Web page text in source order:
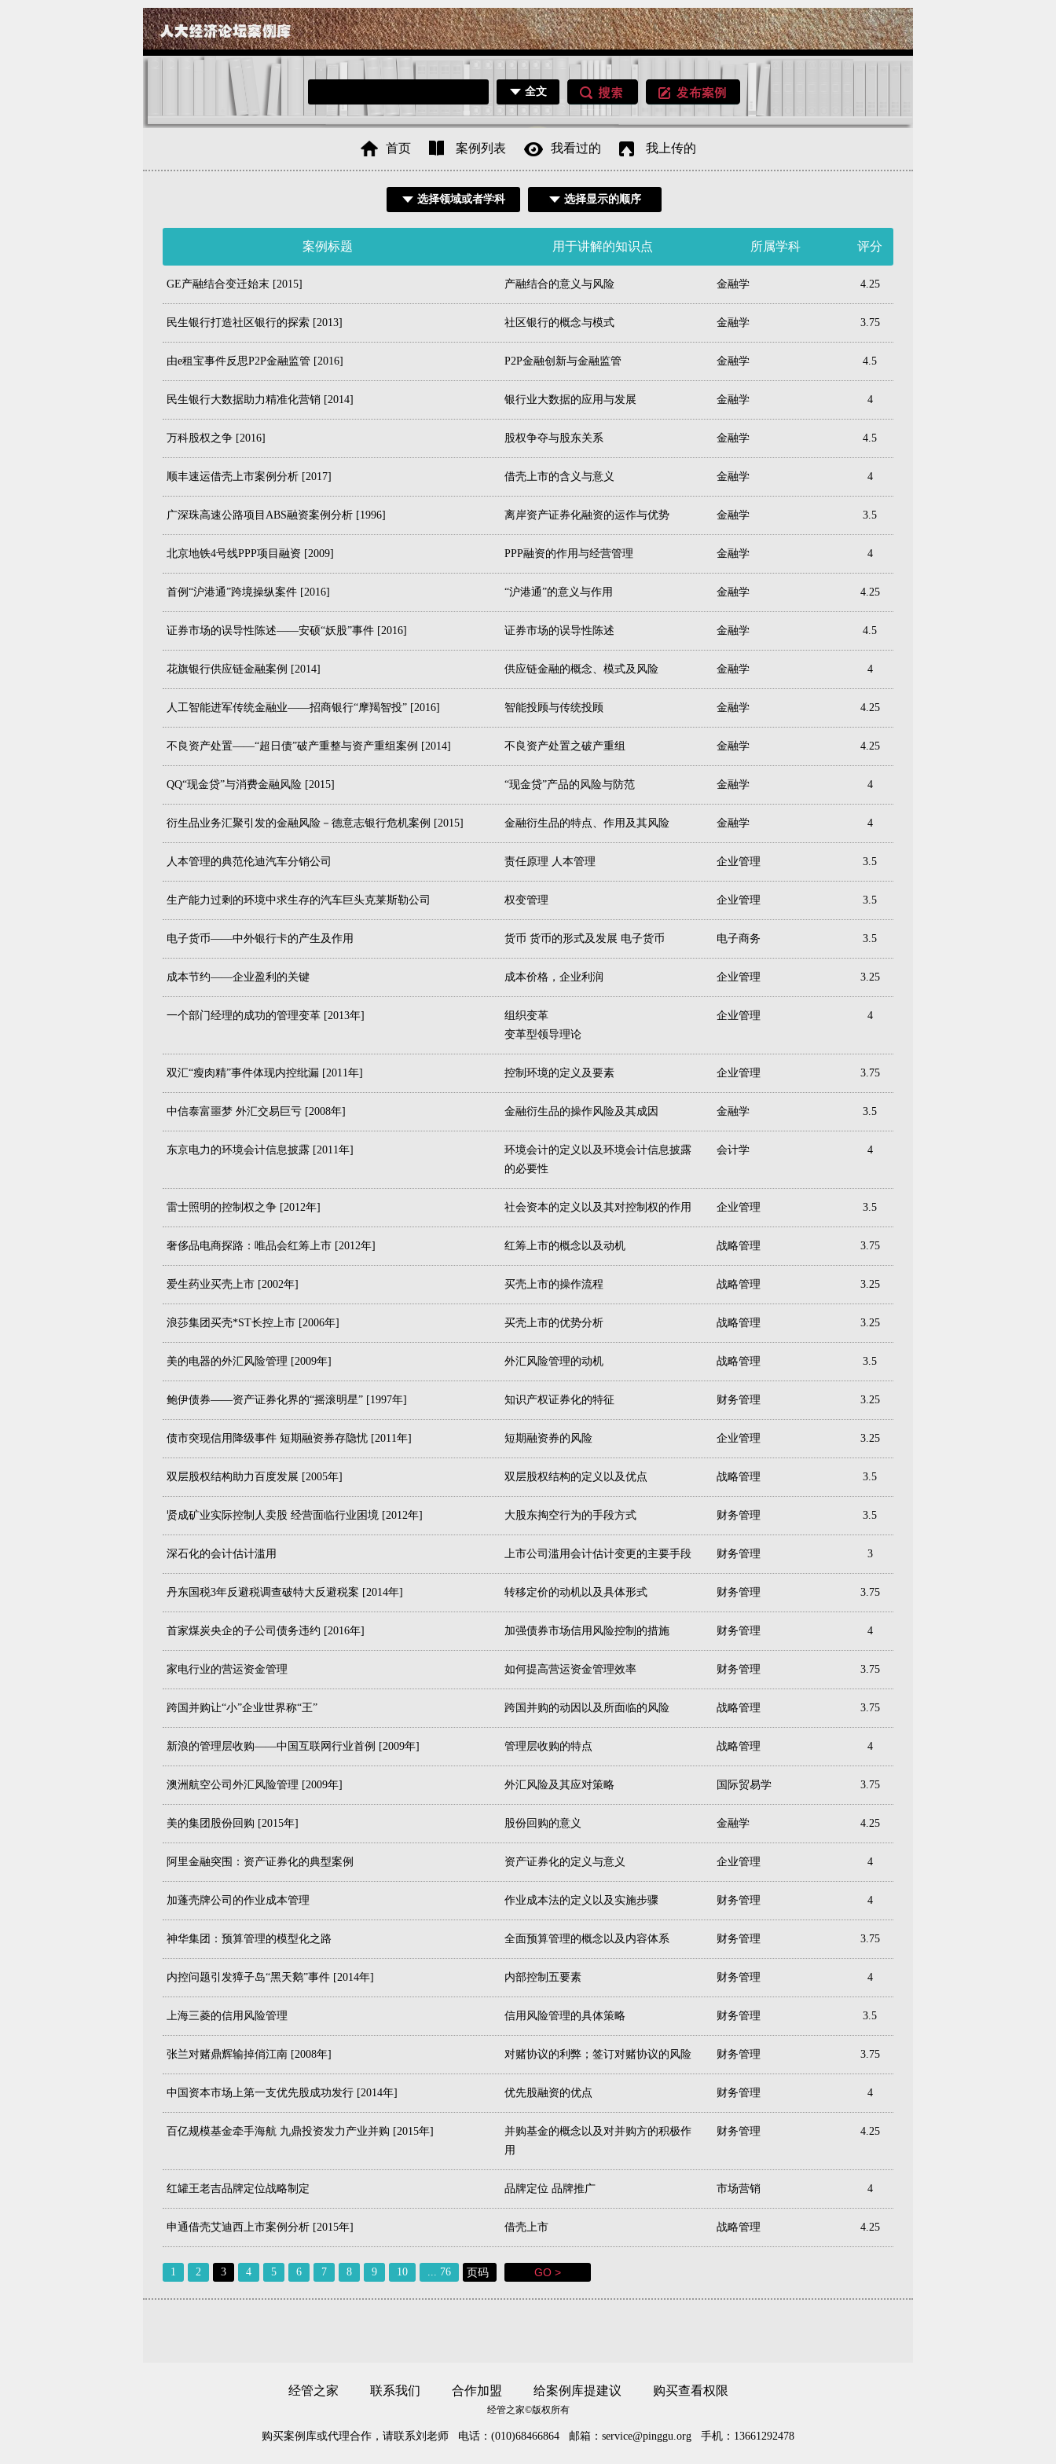
全文
首页 案例列表 我看过的 我上传的
选择领域或者学科 选择显示的顺序
案例标题 用于讲解的知识点 所属学科 评分
GE产融结合变迁始末 [2015] 产融结合的意义与风险 金融学 4.25
民生银行打造社区银行的探索 [2013] 社区银行的概念与模式 金融学 3.75
由e租宝事件反思P2P金融监管 [2016] P2P金融创新与金融监管 金融学 4.5
民生银行大数据助力精准化营销 [2014] 银行业大数据的应用与发展 金融学 4
万科股权之争 [2016] 股权争夺与股东关系 金融学 4.5
顺丰速运借壳上市案例分析 [2017] 借壳上市的含义与意义 金融学 4
广深珠高速公路项目ABS融资案例分析 [1996] 离岸资产证券化融资的运作与优势 金融学 3.5
北京地铁4号线PPP项目融资 [2009] PPP融资的作用与经营管理 金融学 4
首例“沪港通”跨境操纵案件 [2016] “沪港通”的意义与作用 金融学 4.25
证券市场的误导性陈述——安硕“妖股”事件 [2016] 证券市场的误导性陈述 金融学 4.5
花旗银行供应链金融案例 [2014] 供应链金融的概念、模式及风险 金融学 4
人工智能进军传统金融业——招商银行“摩羯智投” [2016] 智能投顾与传统投顾 金融学 4.25
不良资产处置——“超日债”破产重整与资产重组案例 [2014] 不良资产处置之破产重组 金融学 4.25
QQ“现金贷”与消费金融风险 [2015] “现金贷”产品的风险与防范 金融学 4
衍生品业务汇聚引发的金融风险－德意志银行危机案例 [2015] 金融衍生品的特点、作用及其风险 金融学 4
人本管理的典范伦迪汽车分销公司 责任原理 人本管理 企业管理 3.5
生产能力过剩的环境中求生存的汽车巨头克莱斯勒公司 权变管理 企业管理 3.5
电子货币——中外银行卡的产生及作用 货币 货币的形式及发展 电子货币 电子商务 3.5
成本节约——企业盈利的关键 成本价格，企业利润 企业管理 3.25
一个部门经理的成功的管理变革 [2013年]
组织变革
变革型领导理论
企业管理 4
双汇“瘦肉精”事件体现内控纰漏 [2011年] 控制环境的定义及要素 企业管理 3.75
中信泰富噩梦 外汇交易巨亏 [2008年] 金融衍生品的操作风险及其成因 金融学 3.5
东京电力的环境会计信息披露 [2011年]
环境会计的定义以及环境会计信息披露
的必要性
会计学 4
雷士照明的控制权之争 [2012年] 社会资本的定义以及其对控制权的作用 企业管理 3.5
奢侈品电商探路：唯品会红筹上市 [2012年] 红筹上市的概念以及动机 战略管理 3.75
爱生药业买壳上市 [2002年] 买壳上市的操作流程 战略管理 3.25
浪莎集团买壳*ST长控上市 [2006年] 买壳上市的优势分析 战略管理 3.25
美的电器的外汇风险管理 [2009年] 外汇风险管理的动机 战略管理 3.5
鲍伊债券——资产证券化界的“摇滚明星” [1997年] 知识产权证券化的特征 财务管理 3.25
债市突现信用降级事件 短期融资券存隐忧 [2011年] 短期融资券的风险 企业管理 3.25
双层股权结构助力百度发展 [2005年] 双层股权结构的定义以及优点 战略管理 3.5
贤成矿业实际控制人卖股 经营面临行业困境 [2012年] 大股东掏空行为的手段方式 财务管理 3.5
深石化的会计估计滥用 上市公司滥用会计估计变更的主要手段 财务管理 3
丹东国税3年反避税调查破特大反避税案 [2014年] 转移定价的动机以及具体形式 财务管理 3.75
首家煤炭央企的子公司债务违约 [2016年] 加强债券市场信用风险控制的措施 财务管理 4
家电行业的营运资金管理 如何提高营运资金管理效率 财务管理 3.75
跨国并购让“小”企业世界称“王” 跨国并购的动因以及所面临的风险 战略管理 3.75
新浪的管理层收购——中国互联网行业首例 [2009年] 管理层收购的特点 战略管理 4
澳洲航空公司外汇风险管理 [2009年] 外汇风险及其应对策略 国际贸易学 3.75
美的集团股份回购 [2015年] 股份回购的意义 金融学 4.25
阿里金融突围：资产证券化的典型案例 资产证券化的定义与意义 企业管理 4
加蓬壳牌公司的作业成本管理 作业成本法的定义以及实施步骤 财务管理 4
神华集团：预算管理的模型化之路 全面预算管理的概念以及内容体系 财务管理 3.75
内控问题引发獐子岛“黑天鹅”事件 [2014年] 内部控制五要素 财务管理 4
上海三菱的信用风险管理 信用风险管理的具体策略 财务管理 3.5
张兰对赌鼎辉输掉俏江南 [2008年] 对赌协议的利弊；签订对赌协议的风险 财务管理 3.75
中国资本市场上第一支优先股成功发行 [2014年] 优先股融资的优点 财务管理 4
百亿规模基金牵手海航 九鼎投资发力产业并购 [2015年]
并购基金的概念以及对并购方的积极作
用
财务管理 4.25
红罐王老吉品牌定位战略制定 品牌定位 品牌推广 市场营销 4
申通借壳艾迪西上市案例分析 [2015年] 借壳上市 战略管理 4.25
1 2 3 4 5 6 7 8 9 10 ... 76
经管之家 联系我们 合作加盟 给案例库提建议 购买查看权限
经管之家©版权所有
购买案例库或代理合作，请联系刘老师 电话：(010)68466864 邮箱：service@pinggu.org 手机：13661292478